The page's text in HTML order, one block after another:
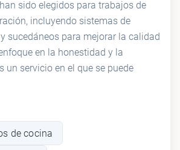
sido elegidos para trabajos de
incluyendo sistemas de
sucedáneos para mejorar la calidad
en la honestidad y la
un servicio en el que se puede
de cocina